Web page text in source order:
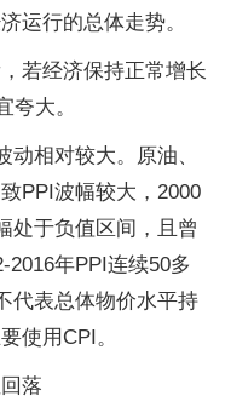
运行的总体走势。
若经济保持正常增长
夸大。
相对较大。原油、
PPI波幅较大，2000
处于负值区间，且曾
2016年PPI连续50多
代表总体物价水平持
使用CPI。
落